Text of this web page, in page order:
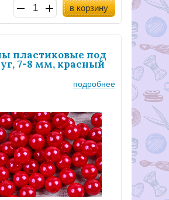
в корзину
пластиковые под
7-8 мм, красный
подробнее